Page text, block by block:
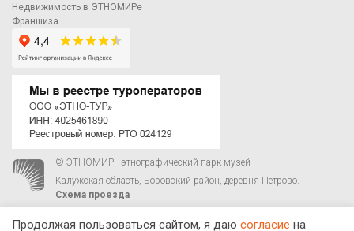
Недвижимость в ЭТНОМИРе
Франшиза
© ЭТНОМИР - этнографический парк-музей
Калужская область, Боровский район, деревня Петрово.
Схема проезда
Продолжая пользоваться сайтом, я даю согласие на